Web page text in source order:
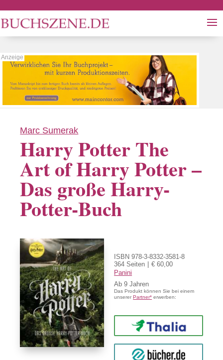
Marc Sumerak
Harry Potter The
Art of Harry Potter –
Das große Harry-
Potter-Buch
ISBN 978-3-8332-3581-8
364 Seiten
€ 60,00
Panini
Ab9
Das Produkt können Sie bei einem
unsererPartner* erwerben:
Thalia
buecher.de